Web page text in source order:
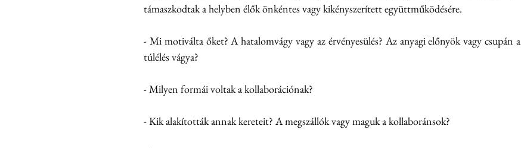
támaszkodtak a helyben élők önkéntes vagy kikényszerített együttműködésére.
- Mi motiválta őket? A hatalomvágy vagy az érvényesülés? Az anyagi előnyök vagy csupán a
túlélés vágya?
- Milyen formái voltak a kollaborációnak?
- Kik alakították annak kereteit? A megszállók vagy maguk a kollaboránsok?